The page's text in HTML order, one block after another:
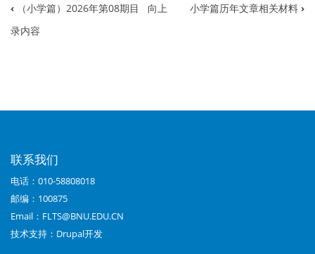
书
籍
链
《中
小
学
外
‹ （小学篇）2026年第08期目
录内容
向上 小学篇历年文章相关材料 ›
联系我们
电话：010-58808018
邮编：100875
Email：FLTS@BNU.EDU.CN
技术支持： Drupal开发